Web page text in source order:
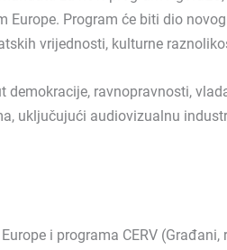
Program će biti dio
vrijednosti, kulturne
ravnopravnosti,
uključujući audiovizualnu
i programa CERV